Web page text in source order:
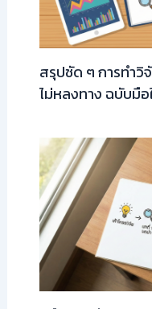
สรุปชัด ๆ การทำวิ
ไม่หลงทาง ฉบับมือ